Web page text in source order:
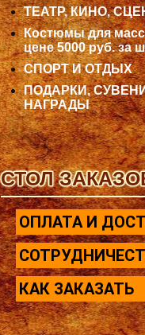
ТЕАТР, КИНО,
Костюмы для
цене 5000 руб. за
СПОРТ И ОТДЫХ
ПОДАРКИ,
НАГРАДЫ
СТОЛ
ОПЛАТА И
КАК ЗАКАЗАТЬ